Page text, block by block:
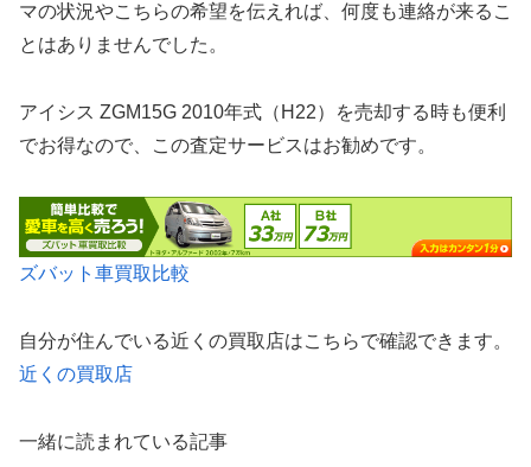
マの状況やこちらの希望を伝えれば、何度も連絡が来るこ
とはありませんでした。
アイシス ZGM15G 2010年式（H22）を売却する時も便利
でお得なので、この査定サービスはお勧めです。
ズバット車買取比較
自分が住んでいる近くの買取店はこちらで確認できます。
近くの買取店
一緒に読まれている記事